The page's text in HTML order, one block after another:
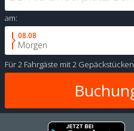
am:
08.08
Morgen
Für2 Fahrgäste mit2 Gepäckstücken